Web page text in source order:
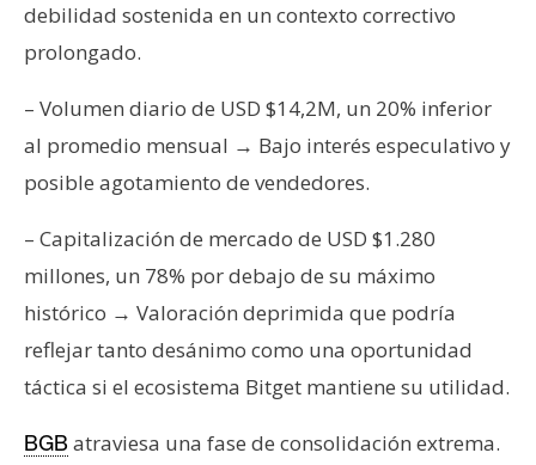
e
c
r
s
s
o
n
debilidad sostenida en un contexto correctivo
prolongado.
– Volumen diario de USD $14,2M, un 20% inferior
al promedio mensual → Bajo interés especulativo y
posible agotamiento de vendedores.
– Capitalización de mercado de USD $1.280
millones, un 78% por debajo de su máximo
histórico → Valoración deprimida que podría
reflejar tanto desánimo como una oportunidad
táctica si el ecosistema Bitget mantiene su utilidad.
BGB atraviesa una fase de consolidación extrema.